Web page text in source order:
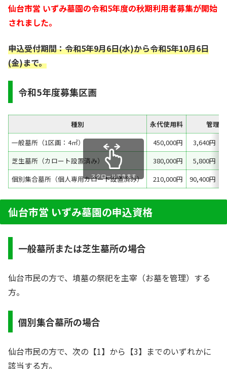
仙台市営 いずみ墓園の令和5年度の秋期利用者募集が開始
されました。
申込受付期間：令和5年9月6日(水)から令和5年10月6日
(金)まで。
令和5年度募集区画
種別 永代使用料
管理料
一般墓所（1区画：4㎡）
450,000円
3,640円（
芝生墓所（カロート設置済み）
380,000円
5,800円（
個別集合墓所（個人専用カロート設置済み）
210,000円 90,400円（
スクロールできます
仙台市営 いずみ墓園の申込資格
一般墓所または芝生墓所の場合
仙台市民の方で、墳墓の祭祀を主宰（お墓を管理）する
方。
個別集合墓所の場合
仙台市民の方で、次の【1】から【3】までのいずれかに
該当する方。